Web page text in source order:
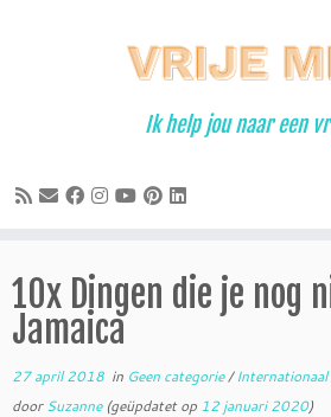
Ik help jou naar een
10x Dingen die je nog
Jamaica
27 april 2018 in Geen categorie/Internationaal
doorSuzanne(geüpdatet op 12 januari 2020)